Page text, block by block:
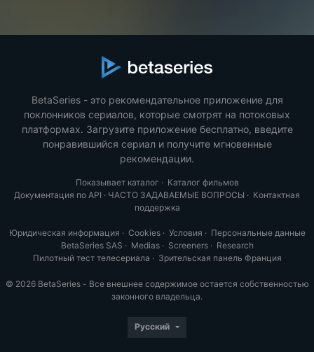
BetaSeries - это рекомендательное приложение для
поклонников сериалов, которые смотрят на потоковых
платформах. Загрузите приложение бесплатно, введите
понравившийся сериал и получите мгновенные
рекомендации.
Показывает каталог · Каталог фильмов
Документация по API · ЧАСТО ЗАДАВАЕМЫЕ ВОПРОСЫ · Контактная
поддержка
Юридическая информация · Cookies· Условия · Персональные данные
BetaSeries SAS · Medias· Screeners· Research
Пилотный тест телесериала · Зрительская панель Франция
© 2026 BetaSeries - Все внешнее содержимое остается собственностью
законного владельца.
Русский